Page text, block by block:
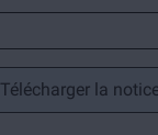
Télécharger la